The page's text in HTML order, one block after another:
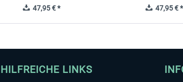
47,95 € * 47,95 € *
HILFREICHE LINKS